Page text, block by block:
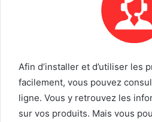
Afin d’installer et d’utiliser les
facilement, vous pouvez
ligne. Vous y retrouvez les
sur vos produits. Mais vous